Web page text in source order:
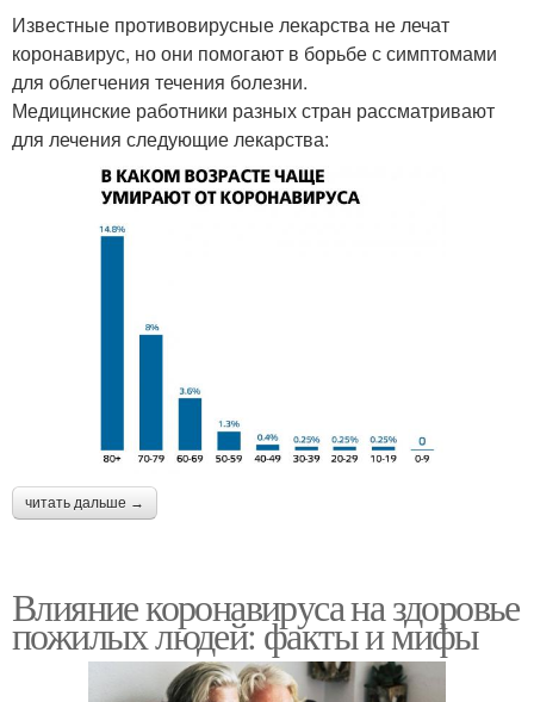
Известные противовирусные лекарства не лечат
коронавирус, но они помогают в борьбе с симптомами
для облегчения течения болезни.
Медицинские работники разных стран рассматривают
для лечения следующие лекарства:
читать дальше →
Влияние коронавируса на здоровье
пожилых людей: факты и мифы